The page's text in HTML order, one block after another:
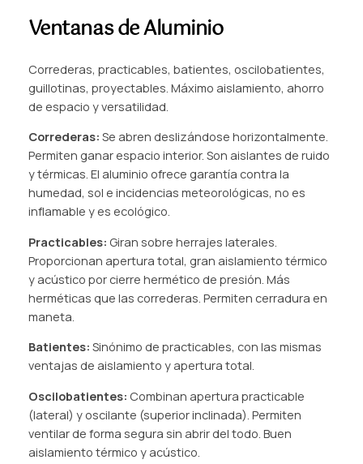
Ventanas de Aluminio
Correderas, practicables, batientes, oscilobatientes,
guillotinas, proyectables. Máximo aislamiento, ahorro
de espacio y versatilidad.
Correderas: Se abren deslizándose horizontalmente.
Permiten ganar espacio interior. Son aislantes de ruido
y térmicas. El aluminio ofrece garantía contra la
humedad, sol e incidencias meteorológicas, no es
inflamable y es ecológico.
Practicables: Giran sobre herrajes laterales.
Proporcionan apertura total, gran aislamiento térmico
y acústico por cierre hermético de presión. Más
herméticas que las correderas. Permiten cerradura en
maneta.
Batientes: Sinónimo de practicables, con las mismas
ventajas de aislamiento y apertura total.
Oscilobatientes: Combinan apertura practicable
(lateral) y oscilante (superior inclinada). Permiten
ventilar de forma segura sin abrir del todo. Buen
aislamiento térmico y acústico.